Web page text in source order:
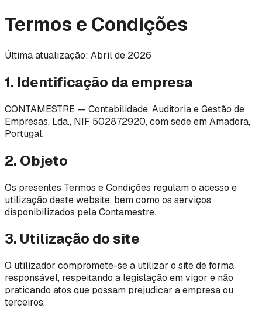
Termos e Condições
Última atualização: Abril de 2026
1. Identificação da empresa
CONTAMESTRE — Contabilidade, Auditoria e Gestão de
Empresas, Lda., NIF 502872920, com sede em Amadora,
Portugal.
2. Objeto
Os presentes Termos e Condições regulam o acesso e
utilização deste website, bem como os serviços
disponibilizados pela Contamestre.
3. Utilização do site
O utilizador compromete-se a utilizar o site de forma
responsável, respeitando a legislação em vigor e não
praticando atos que possam prejudicar a empresa ou
terceiros.